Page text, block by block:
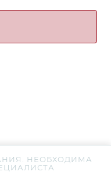
НЕОБХОДИМА